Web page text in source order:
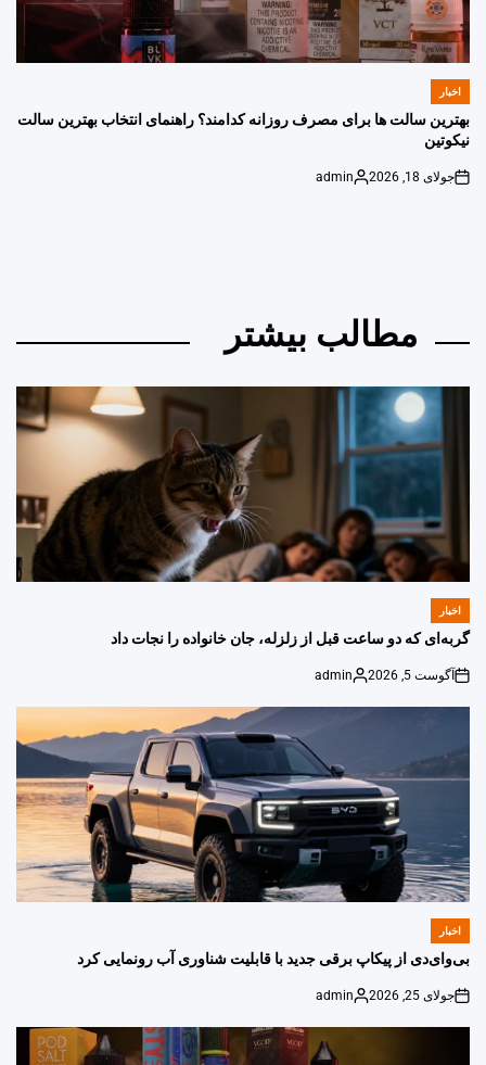
POSTED
اخبار
بهترین سالت ها برای مصرف روزانه کدامند؟ راهنمای انتخاب بهترین سالت
نیکوتین
on
جولای 18, 2026
Posted
admin
مطالب بیشتر
POSTED
IN
اخبار
گربه‌ای که دو ساعت قبل از زلزله، جان خانواده را نجات داد
on
آگوست 5, 2026
Posted
admin
POSTED
اخبار
بی‌وای‌دی از پیکاپ برقی جدید با قابلیت شناوری آب رونمایی کرد
on
جولای 25, 2026
Posted
admin